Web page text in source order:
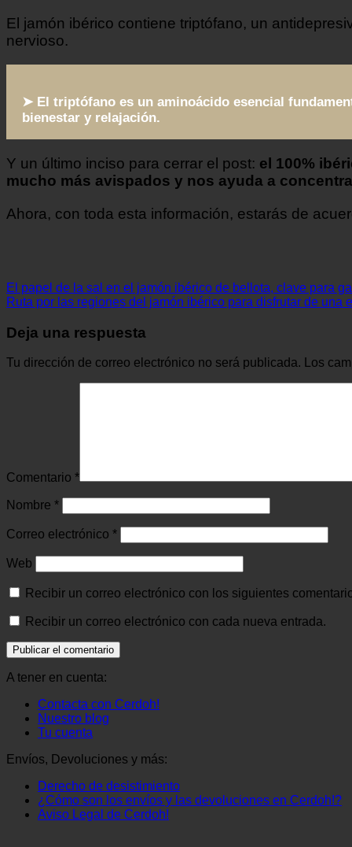
El jamón ibérico contiene triptófano, un
nervioso.
➤ El triptófano es un aminoácido esencial
bienestar y relajación.
Y un último inciso para cerrar el post: el 100%
mucho más avispados y nos ayuda a
Ahora, con toda esta información, estarás de
El papel de la sal en el jamón ibérico de bellota, clave para
Ruta por las regiones del jamón ibérico para disfrutar de una
Deja una respuesta
Tu dirección de correo electrónico no será publicada. Los
Comentario *
Nombre *
Correo electrónico *
Web
Recibir un correo electrónico con los siguientes
Recibir un correo electrónico con cada nueva entrada.
A tener en cuenta:
Contacta con Cerdoh!
Nuestro blog
Tu cuenta
Envíos, Devoluciones y más:
Derecho de desistimiento
¿Cómo son los envíos y las devoluciones en Cerdoh!?
Aviso Legal de Cerdoh!